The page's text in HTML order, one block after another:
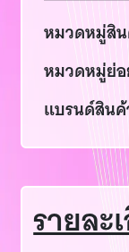
หมวดหมู่สิ
หมวดหมู่ย่
แบรนด์สิน
รายล